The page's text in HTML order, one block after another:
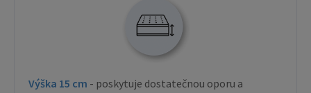
Výška 15 cm - poskytuje dostatečnou oporu a